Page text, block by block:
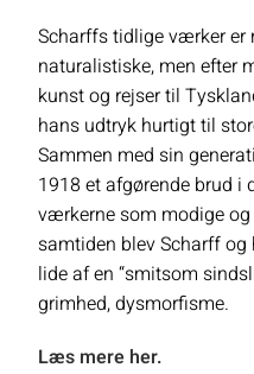
Scharffs tidlige værker
naturalistiske, men efter
kunst og rejser til
hans udtryk hurtigt til
Sammen med sin
1918 et afgørende brud i
værkerne som modige
samtiden blev Scharff
lide af en “smitsom
grimhed, dysmorfisme.
Læs mere her.